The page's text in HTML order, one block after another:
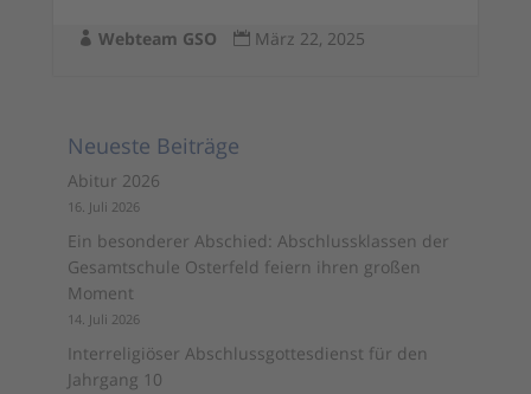
 Webteam GSO  März 22, 2025
Neueste Beiträge
Abitur 2026
16. Juli 2026
Ein besonderer Abschied: Abschlussklassen der
Gesamtschule Osterfeld feiern ihren großen
Moment
14. Juli 2026
Interreligiöser Abschlussgottesdienst für den
Jahrgang 10